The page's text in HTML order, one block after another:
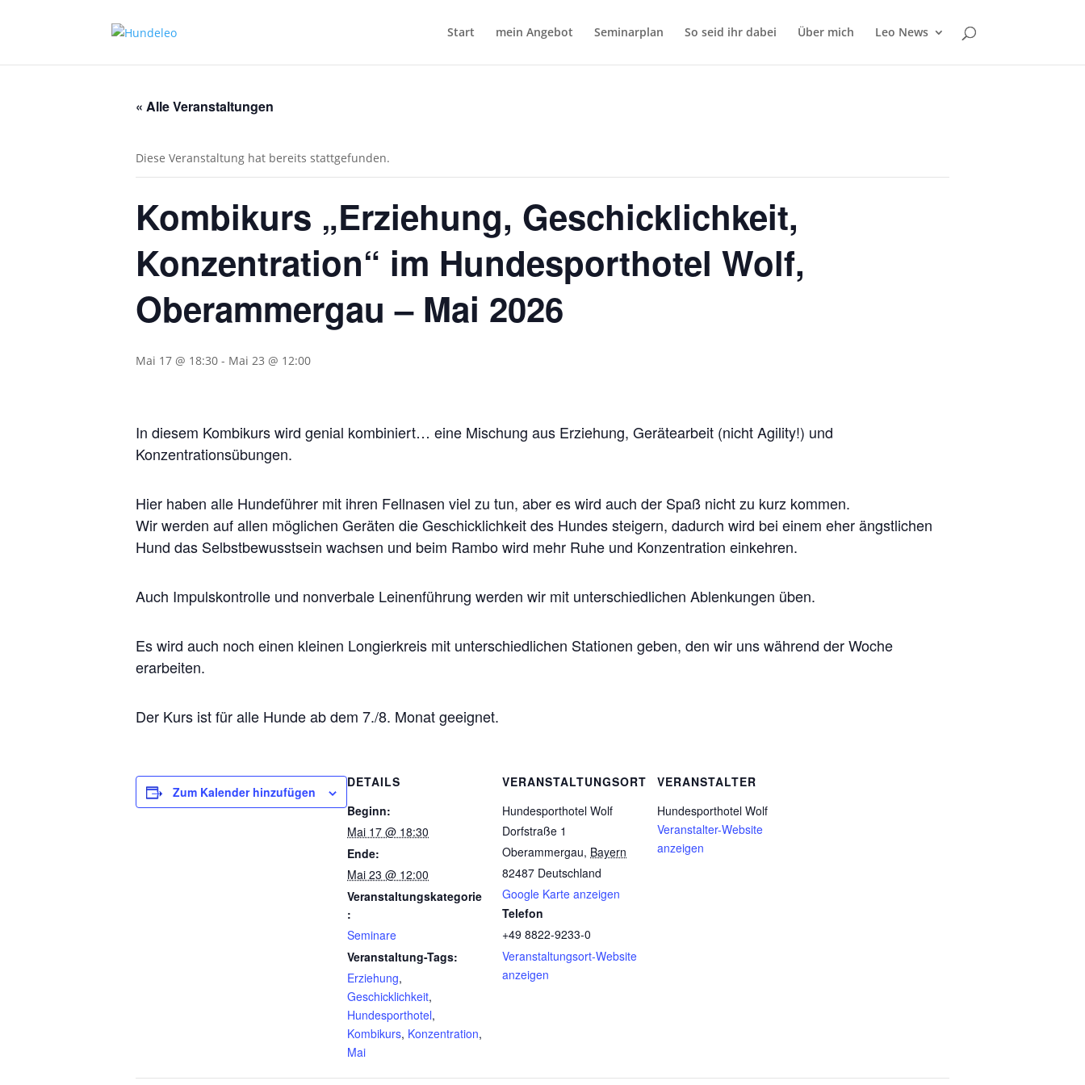
Start mein Angebot Seminarplan So seid ihr dabei Über mich Leo News
« Alle Veranstaltungen
Diese Veranstaltung hat bereits stattgefunden.
Kombikurs „Erziehung, Geschicklichkeit,
Konzentration“ im Hundesporthotel Wolf,
Oberammergau – Mai 2026
Mai 17 @ 18:30 - Mai 23 @ 12:00
In diesem Kombikurs wird genial kombiniert… eine Mischung aus Erziehung, Gerätearbeit (nicht Agility!) und
Konzentrationsübungen.
Hier haben alle Hundeführer mit ihren Fellnasen viel zu tun, aber es wird auch der Spaß nicht zu kurz kommen.
Wir werden auf allen möglichen Geräten die Geschicklichkeit des Hundes steigern, dadurch wird bei einem eher ängstlichen
Hund das Selbstbewusstsein wachsen und beim Rambo wird mehr Ruhe und Konzentration einkehren.
Auch Impulskontrolle und nonverbale Leinenführung werden wir mit unterschiedlichen Ablenkungen üben.
Es wird auch noch einen kleinen Longierkreis mit unterschiedlichen Stationen geben, den wir uns während der Woche
erarbeiten.
Der Kurs ist für alle Hunde ab dem 7./8. Monat geeignet.
Zum Kalender hinzufügen
DETAILS
Beginn:
Mai 17 @ 18:30
Ende:
Mai 23 @ 12:00
Veranstaltungskategorie
:
Seminare
Veranstaltung-Tags:
Erziehung,
Geschicklichkeit,
Hundesporthotel,
Kombikurs, Konzentration,
Mai
VERANSTALTUNGSORT
Hundesporthotel Wolf
Dorfstraße 1
Oberammergau, Bayern
82487 Deutschland
Google Karte anzeigen
Telefon
+49 8822-9233-0
Veranstaltungsort-Website
anzeigen
VERANSTALTER
Hundesporthotel Wolf
Veranstalter-Website
anzeigen